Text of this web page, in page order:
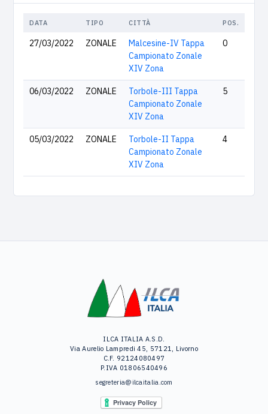
DATA TIPO CITTÀ POS.
27/03/2022 ZONALE
Malcesine-IV Tappa
Campionato Zonale
XIV Zona
0
06/03/2022 ZONALE
Torbole-III Tappa
Campionato Zonale
XIV Zona
5
05/03/2022 ZONALE
Torbole-II Tappa
Campionato Zonale
XIV Zona
4
ILCA ITALIA A.S.D.
Via Aurelio Lampredi 45, 57121, Livorno
C.F. 92124080497
P.IVA 01806540496
segreteria@ilcaitalia.com